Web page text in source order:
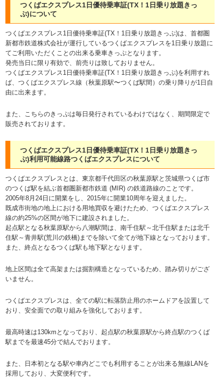
つくばエクスプレス1日優待乗車証(TX！1日乗り放題きっ
ぷ)について
つくばエクスプレス1日優待乗車証(TX！1日乗り放題きっぷ)は、首都圏
新都市鉄道株式会社が運行しているつくばエクスプレスを1日乗り放題に
てご利用いただくことの出来る乗車きっぷとなります。
発売当日に限り有効で、前売りは致しておりません。
つくばエクスプレス1日優待乗車証(TX！1日乗り放題きっぷ)を利用すれ
ば、つくばエクスプレス線（秋葉原駅〜つくば駅間）の乗り降りが1日自
由に出来ます。
また、こちらのきっぷは毎日発行されているわけではなく、期間限定で
販売されております。
つくばエクスプレス1日優待乗車証(TX！1日乗り放題きっ
ぷ)利用可能線路つくばエクスプレスについて
つくばエクスプレスとは、東京都千代田区の秋葉原駅と茨城県つくば市
のつくば駅を結ぶ首都圏新都市鉄道 (MIR) の鉄道路線のことです。
2005年8月24日に開業をし、2015年に開業10周年を迎えました。
既成市街地の地上における用地買収を避けたため、つくばエクスプレス
線の約25%の区間が地下に建設されました。
起点駅となる秋葉原駅から八潮駅間は、南千住駅～北千住駅または北千
住駅～青井駅(荒川の鉄橋)までを除いて全てが地下線となっております。
また、終点となるつくば駅も地下駅となります。
地上区間は全て高架または掘割構造となっているため、踏み切りがござ
いません。
つくばエクスプレスは、全ての駅に転落防止用のホームドアを設置して
おり、安全面での取り組みを強化しております。
最高時速は130kmとなっており、起点駅の秋葉原駅から終点駅のつくば
駅までを最速45分で結んでおります。
また、日本初となる駅や車内どこでも利用することが出来る無線LANを
採用しており、大変便利です。